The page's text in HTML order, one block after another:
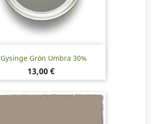
Gysinge Grön Umbra 30%
Pris
13,00 €